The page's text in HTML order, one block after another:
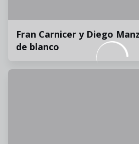
Fran Carnicer y Diego
de blanco